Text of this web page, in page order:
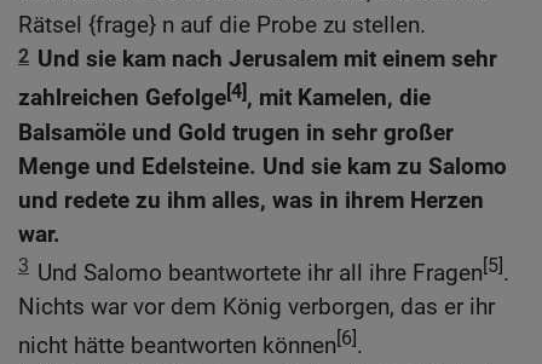
Rätsel {frage} n auf die Probe zu stellen.
2 Und sie kam nach Jerusalem mit einem sehr
zahlreichen Gefolge[4], mit Kamelen, die
Balsamöle und Gold trugen in sehr großer
Menge und Edelsteine. Und sie kam zu Salomo
und redete zu ihm alles, was in ihrem Herzen
war.
3 Und Salomo beantwortete ihr all ihre Fragen[5].
Nichts war vor dem König verborgen, das er ihr
nicht hätte beantworten können[6].